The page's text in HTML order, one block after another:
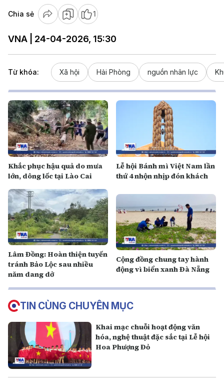
Chia sẻ 1
VNA | 24-04-2026, 15:30
Từ khóa: Xã hội Hải Phòng nguồn nhân lực
Khắc phục hậu quả do mưa
lớn, dông lốc tại Lào Cai
Lễ hội Bánh mì Việt Nam lần
thứ 4 nhộn nhịp đón khách
Lâm Đồng: Hoàn thiện tuyến
tránh Bảo Lộc sau nhiều
năm dang dở
Cộng đồng chung tay hành
động vì biển xanh Đà Nẵng
TIN CÙNG CHUYÊN MỤC
Khai mạc chuỗi hoạt động văn
hóa, nghệ thuật đặc sắc tại Lễ hội
Hoa Phượng Đỏ